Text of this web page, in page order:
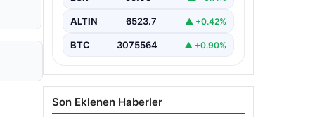
Karyemez köyleri arasında bulunan
belirlenemeyen bir nedenle…
ALTIN 6523.7 ▲ +0.42%
BTC 3075564 ▲ +0.90%
Son Eklenen Haberler